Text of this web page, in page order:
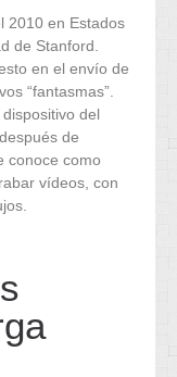
2010 en Estados
de Stanford.
en el envío de
“fantasmas”.
del
de
conoce como
vídeos, con